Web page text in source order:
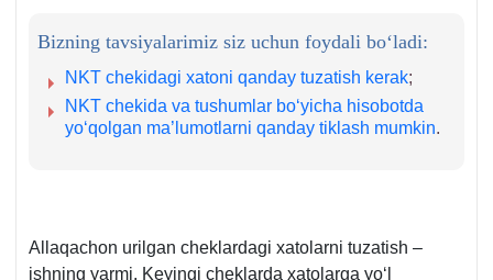
Bizning tavsiyalarimiz siz uchun foydali boʻladi:
NKT chekidagi хatoni qanday tuzatish kerak;
NKT chekida va tushumlar boʻyicha hisobotda
yoʻqolgan ma’lumotlarni qanday tiklash mumkin.
Allaqachon urilgan cheklardagi хatolarni tuzatish –
ishning yarmi. Keyingi cheklarda хatolarga yoʻl